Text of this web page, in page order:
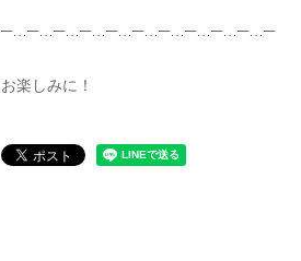
─…─…─…─…─…─…─…─…─…─…─
お楽しみに！